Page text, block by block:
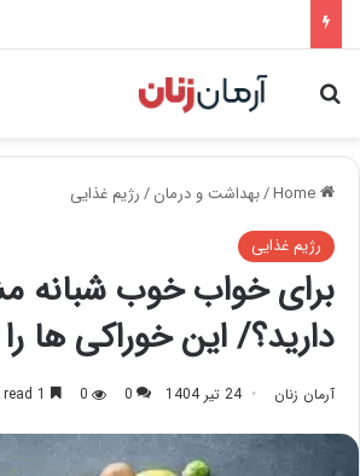
Search for
/بهداشت و درمان/رژیم غذایی
رژیم غذایی
برای خواب خوب شبانه
دارید؟/ این خوراکی ها
آرمان زنان 24 تیر 1404 0
0